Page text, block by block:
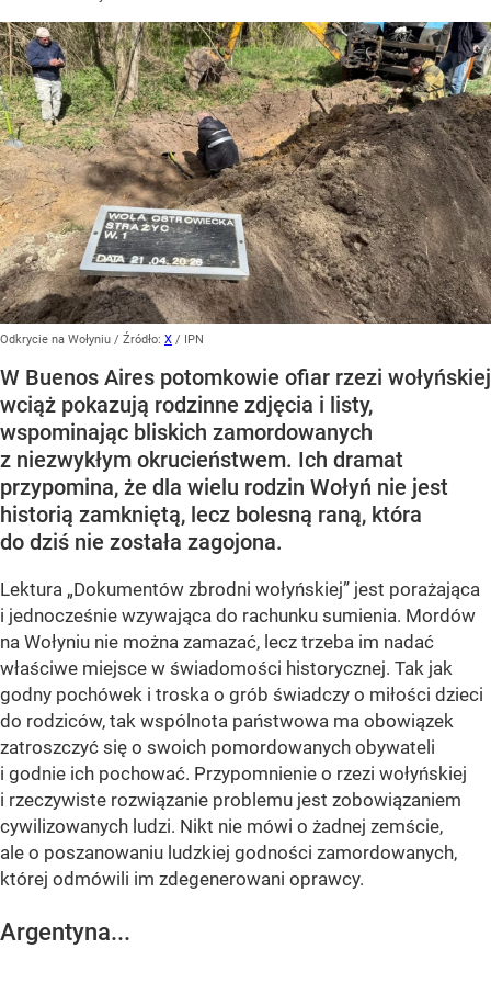
Odkrycie na Wołyniu / Źródło: X / IPN
W Buenos Aires potomkowie ofiar rzezi wołyńskiej
wciąż pokazują rodzinne zdjęcia i listy,
wspominając bliskich zamordowanych
z niezwykłym okrucieństwem. Ich dramat
przypomina, że dla wielu rodzin Wołyń nie jest
historią zamkniętą, lecz bolesną raną, która
do dziś nie została zagojona.
Lektura „Dokumentów zbrodni wołyńskiej” jest porażająca
i jednocześnie wzywająca do rachunku sumienia. Mordów
na Wołyniu nie można zamazać, lecz trzeba im nadać
właściwe miejsce w świadomości historycznej. Tak jak
godny pochówek i troska o grób świadczy o miłości dzieci
do rodziców, tak wspólnota państwowa ma obowiązek
zatroszczyć się o swoich pomordowanych obywateli
i godnie ich pochować. Przypomnienie o rzezi wołyńskiej
i rzeczywiste rozwiązanie problemu jest zobowiązaniem
cywilizowanych ludzi. Nikt nie mówi o żadnej zemście,
ale o poszanowaniu ludzkiej godności zamordowanych,
której odmówili im zdegenerowani oprawcy.
Argentyna...